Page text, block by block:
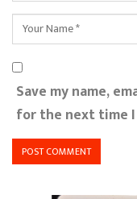
Save my name,
for the next time